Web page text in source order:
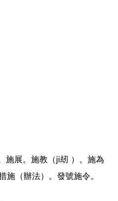
施展。施教（ji刼 ）。施為
施（辦法）。發號施令。